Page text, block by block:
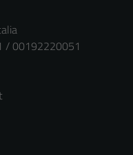
/ 00192220051